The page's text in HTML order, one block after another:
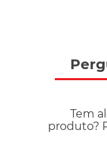
Tem
produto?